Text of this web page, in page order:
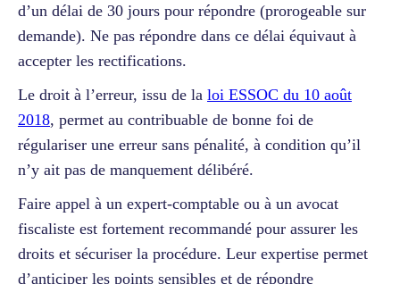
d’un délai de 30 jours pour répondre (prorogeable sur
demande). Ne pas répondre dans ce délai équivaut à
accepter les rectifications.
Le droit à l’erreur, issu de la loi ESSOC du 10 août
2018, permet au contribuable de bonne foi de
régulariser une erreur sans pénalité, à condition qu’il
n’y ait pas de manquement délibéré.
Faire appel à un expert-comptable ou à un avocat
fiscaliste est fortement recommandé pour assurer les
droits et sécuriser la procédure. Leur expertise permet
d’anticiper les points sensibles et de répondre